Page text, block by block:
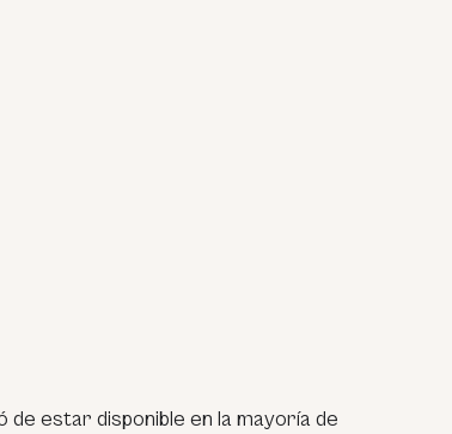
de estar disponible en la mayoría de